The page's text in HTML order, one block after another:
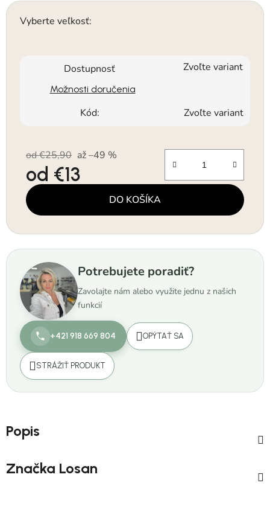
Vyberte veľkosť:
Dostupnosť Zvoľte variant
Možnosti doručenia
Kód: Zvoľte variant
od €25,90 až –49 %
od €13
Jednotková cena: DO KOŠÍKA
Potrebujete poradiť?
Zavolajte nám alebo využite jednu z našich
funkcií
+421 918 669 804 OPÝTAŤ SA
STRÁŽIŤ PRODUKT
Popis
Značka Losan